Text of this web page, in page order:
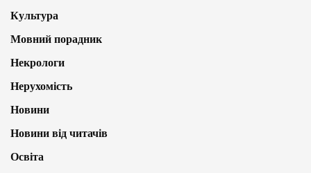
Культура
Мовний порадник
Некрологи
Нерухомість
Новини
Новини від читачів
Освіта